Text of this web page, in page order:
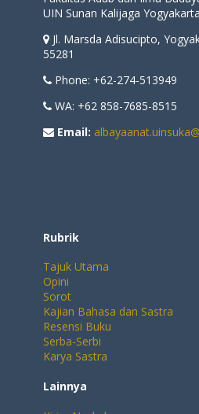
UIN Sunan Kalijaga Yogyakarta
Jl. Marsda Adisucipto,
55281
Phone: +62-274-513949
WA: +62 858-7685-8515
Email:
Rubrik
Tajuk Utama
Opini
Sorot
Kajian Bahasa dan Sastra
Resensi Buku
Serba-Serbi
Karya Sastra
Lainnya